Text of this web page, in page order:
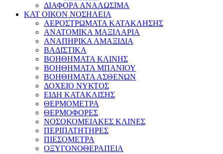
ΔΙΑΦΟΡΑ ΑΝΑΛΩΣΙΜΑ
ΚΑΤ ΟΙΚΟΝ ΝΟΣΗΛΕΙΑ
ΑΕΡΟΣΤΡΩΜΑΤΑ ΚΑΤΑΚΛΗΣΗΣ
ΑΝΑΤΟΜΙΚΑ ΜΑΞΙΛΑΡΙΑ
ΑΝΑΠΗΡΙΚΑ ΑΜΑΞΙΔΙΑ
ΒΑΔΙΣΤΙΚΑ
ΒΟΗΘΗΜΑΤΑ ΚΛΙΝΗΣ
ΒΟΗΘΗΜΑΤΑ ΜΠΑΝΙΟΥ
ΒΟΗΘΗΜΑΤΑ ΑΣΘΕΝΩΝ
ΔΟΧΕΙΟ ΝΥΚΤΟΣ
ΕΙΔΗ ΚΑΤΑΚΛΙΣΗΣ
ΘΕΡΜΟΜΕΤΡΑ
ΘΕΡΜΟΦΟΡΕΣ
ΝΟΣΟΚΟΜΕΙΑΚΕΣ ΚΛΙΝΕΣ
ΠΕΡΙΠΑΤΗΤΗΡΕΣ
ΠΙΕΣΟΜΕΤΡΑ
ΟΞΥΓΟΝΟΘΕΡΑΠΕΙΑ